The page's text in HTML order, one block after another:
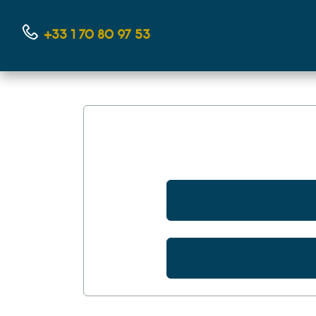
Nous contacter par téléphone
+33 1 70 80 97 53